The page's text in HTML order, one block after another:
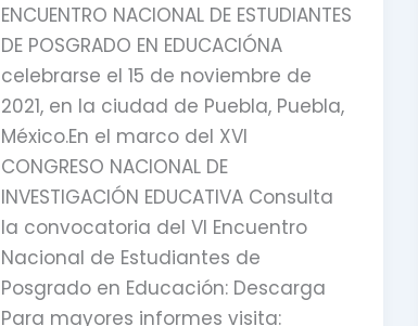
ENCUENTRO NACIONAL DE ESTUDIANTES
DE POSGRADO EN EDUCACIÓNA
celebrarse el 15 de noviembre de
2021, en la ciudad de Puebla, Puebla,
México.En el marco del XVI
CONGRESO NACIONAL DE
INVESTIGACIÓN EDUCATIVA Consulta
la convocatoria del VI Encuentro
Nacional de Estudiantes de
Posgrado en Educación: Descarga
Para mayores informes visita: